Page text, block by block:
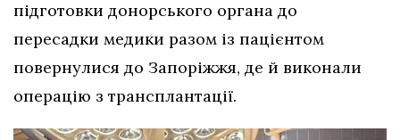
підготовки донорського органа до
пересадки медики разом із пацієнтом
повернулися до Запоріжжя, де й виконали
операцію з трансплантації.